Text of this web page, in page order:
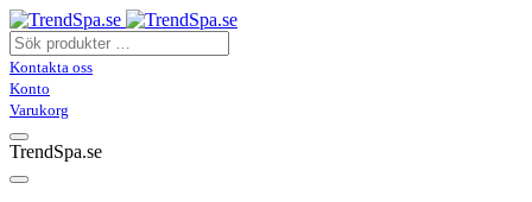
Kontakta oss
Konto
Varukorg
TrendSpa.se